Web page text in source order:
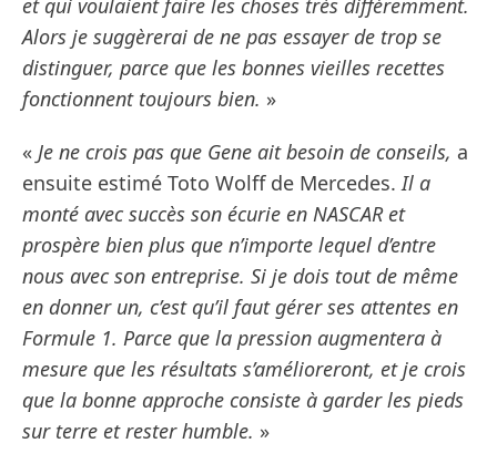
et qui voulaient faire les choses très différemment.
Alors je suggèrerai de ne pas essayer de trop se
distinguer, parce que les bonnes vieilles recettes
fonctionnent toujours bien. »
« Je ne crois pas que Gene ait besoin de conseils, a
ensuite estimé Toto Wolff de Mercedes.Il a
monté avec succès son écurie en NASCAR et
prospère bien plus que n’importe lequel d’entre
nous avec son entreprise. Si je dois tout de même
en donner un, c’est qu’il faut gérer ses attentes en
Formule 1. Parce que la pression augmentera à
mesure que les résultats s’amélioreront, et je crois
que la bonne approche consiste à garder les pieds
sur terre et rester humble. »